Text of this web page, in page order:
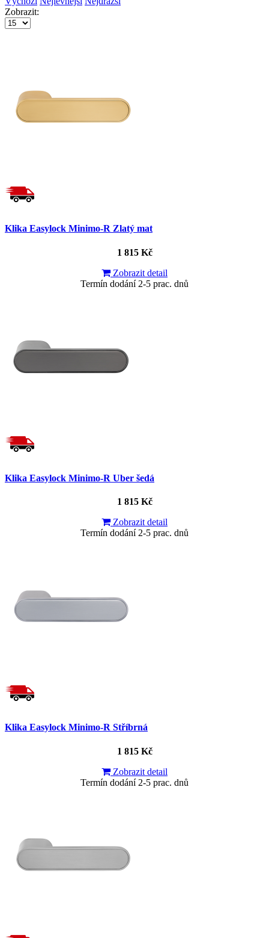
Zobrazit:
Klika Easylock Minimo-R Zlatý mat
1 815 Kč
Zobrazit detail
Termín dodání 2-5 prac. dnů
Klika Easylock Minimo-R Uber šedá
1 815 Kč
Zobrazit detail
Termín dodání 2-5 prac. dnů
Klika Easylock Minimo-R Stříbrná
1 815 Kč
Zobrazit detail
Termín dodání 2-5 prac. dnů